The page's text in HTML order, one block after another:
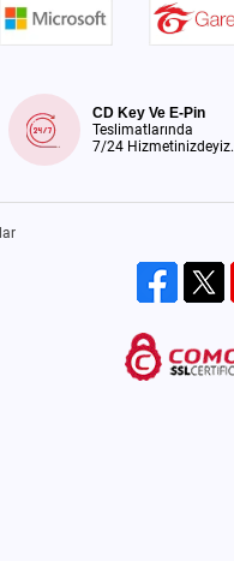
CD Key Ve E-Pin
Teslimatlarında
7/24 Hizmetinizdeyiz.